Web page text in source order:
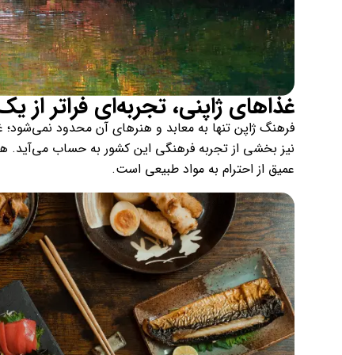
غذاهای ژاپنی، تجربه‌ای فراتر از
فرهنگ ژاپن تنها به معابد و هنرهای آن محدود
نیز بخشی از تجربه فرهنگی این کشور به حساب می‌آید.
عمیق از احترام به مواد طبیعی است.